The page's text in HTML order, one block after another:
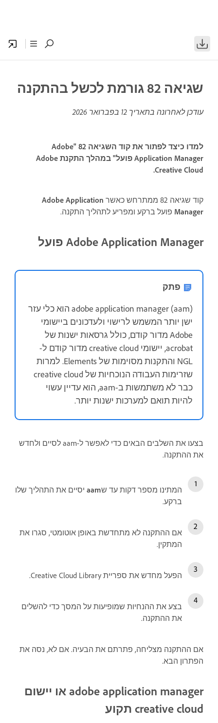
שגיאה 82 גורמת לכשל בהתקנה
עודכן לאחרונה בתאריך 12 בפברואר 2026
למדו כיצד לפתור את קוד השגיאה 82 "Adobe
Application Manager פועל" במהלך התקנת Adobe
Creative Cloud.
קוד שגיאה 82 ממתרחש כאשר
Adobe Application
Manager פועל ברקע ומפריע לתהליך התקנה.
Adobe Application Manager פועל
פתק
adobe application manager (aam) הוא כלי עזר
ישן יותר המשמש לרישוי ולעדכונים ביישומי
Adobe מדור קודם, כולל גרסאות ישנות של
acrobat, יישומי creative cloud מדור קודם ל-
NGL והתקנות מסוימות של Elements. למרות
שזרימות העבודה הנוכחיות של creative cloud
כבר לא משתמשות ב-aam, הוא עדיין עשוי
להיות תואם למערכות ישנות יותר.
בצעו את השלבים הבאים כדי לאפשר ל-aam לסיים ולחדש
את ההתקנה.
המתינו מספר דקות עד שaam יסיים את התהליך שלו
ברקע.
אם ההתקנה לא מתחדשת באופן אוטומטי, סגרו את
המתקין.
הפעל מחדש את ספריית Creative Cloud Library.
בצע את ההנחיות שמופיעות על המסך כדי להשלים
את ההתקנה.
אם ההתקנה מצליחה, פתרתם את הבעיה. אם לא, נסה את
הפתרון הבא.
adobe application manager או יישום
creative cloud תקוע